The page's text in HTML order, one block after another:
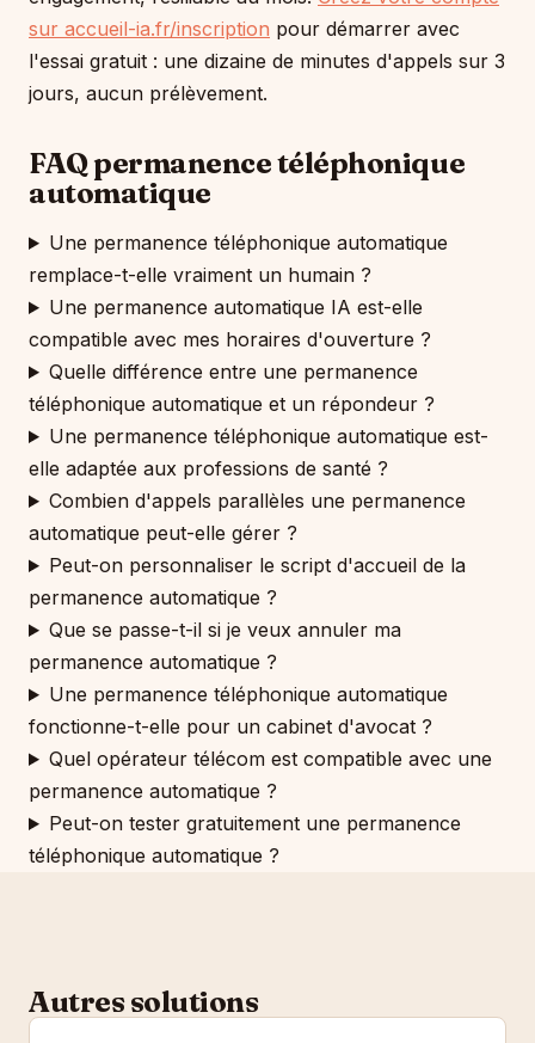
sur accueil-ia.fr/inscription pour démarrer avec
l'essai gratuit : une dizaine de minutes d'appels sur 3
jours, aucun prélèvement.
FAQ permanence téléphonique
automatique
Une permanence téléphonique automatique
remplace-t-elle vraiment un humain ?
Une permanence automatique IA est-elle
compatible avec mes horaires d'ouverture ?
Quelle différence entre une permanence
téléphonique automatique et un répondeur ?
Une permanence téléphonique automatique est-
elle adaptée aux professions de santé ?
Combien d'appels parallèles une permanence
automatique peut-elle gérer ?
Peut-on personnaliser le script d'accueil de la
permanence automatique ?
Que se passe-t-il si je veux annuler ma
permanence automatique ?
Une permanence téléphonique automatique
fonctionne-t-elle pour un cabinet d'avocat ?
Quel opérateur télécom est compatible avec une
permanence automatique ?
Peut-on tester gratuitement une permanence
téléphonique automatique ?
Autres solutions